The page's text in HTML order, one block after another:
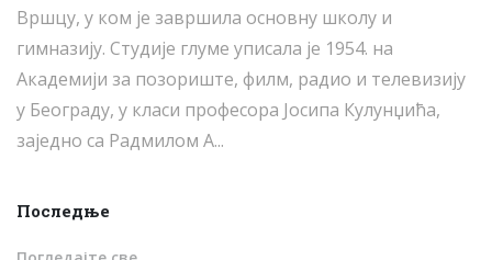
Вршцу, у ком је завршила основну школу и
гимназију. Студије глуме уписала је 1954. на
Академији за позориште, филм, радио и телевизију
у Београду, у класи професора Јосипа Кулунџића,
заједно са Радмилом А...
Последње